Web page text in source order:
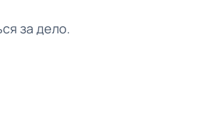
за дело.